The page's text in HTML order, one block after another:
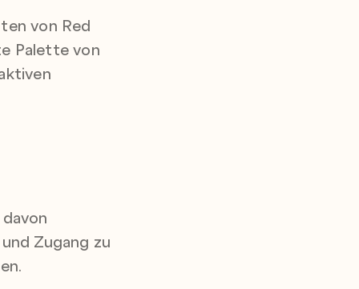
von Red
Palette von
Zugang zu